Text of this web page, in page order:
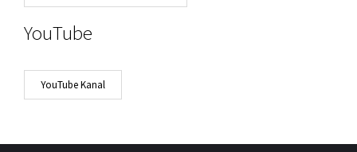
YouTube
YouTube Kanal